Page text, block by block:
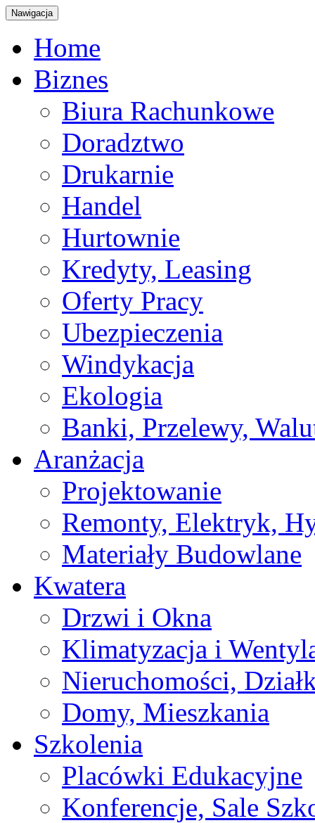
Nawigacja
Home
Biznes
Biura Rachunkowe
Doradztwo
Drukarnie
Handel
Hurtownie
Kredyty, Leasing
Oferty Pracy
Ubezpieczenia
Windykacja
Ekologia
Banki, Przelewy,
Aranżacja
Projektowanie
Remonty, Elektryk,
Materiały Budowlane
Kwatera
Drzwi i Okna
Klimatyzacja i
Nieruchomości,
Domy, Mieszkania
Szkolenia
Placówki Edukacyjne
Konferencje, Sale